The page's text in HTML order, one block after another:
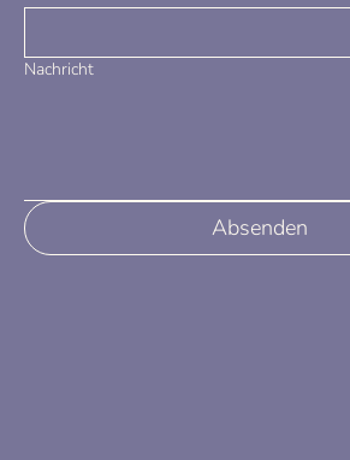
Nachricht
Absenden